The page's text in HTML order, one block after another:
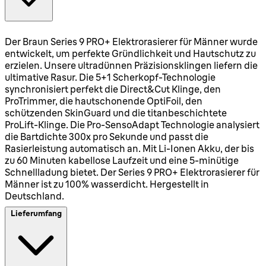
Der Braun Series 9 PRO+ Elektrorasierer für Männer wurde
entwickelt, um perfekte Gründlichkeit und Hautschutz zu
erzielen. Unsere ultradünnen Präzisionsklingen liefern die
ultimative Rasur. Die 5+1 Scherkopf-Technologie
synchronisiert perfekt die Direct&Cut Klinge, den
ProTrimmer, die hautschonende OptiFoil, den
schützenden SkinGuard und die titanbeschichtete
ProLift-Klinge. Die Pro-SensoAdapt Technologie analysiert
die Bartdichte 300x pro Sekunde und passt die
Rasierleistung automatisch an. Mit Li-Ionen Akku, der bis
zu 60 Minuten kabellose Laufzeit und eine 5-minütige
Schnellladung bietet. Der Series 9 PRO+ Elektrorasierer für
Männer ist zu 100% wasserdicht. Hergestellt in
Deutschland.
Lieferumfang